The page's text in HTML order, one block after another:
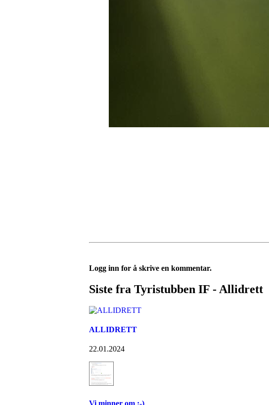
Logg inn for å skrive en kommentar.
Siste fra Tyristubben IF - Allidrett
ALLIDRETT
22.01.2024
Vi minner om :-)